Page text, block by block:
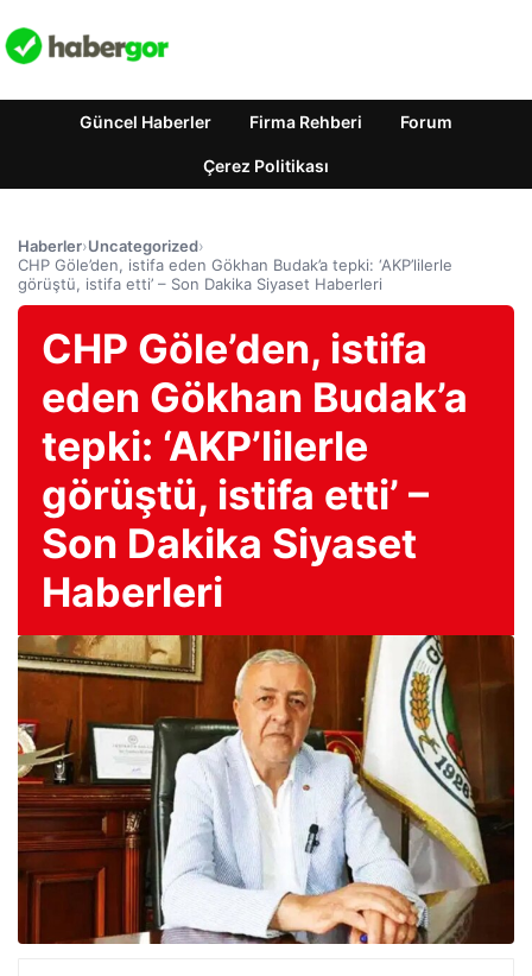
Güncel Haberler Firma Rehberi Forum
Çerez Politikası
Haberler›Uncategorized›
CHP Göle’den, istifa eden Gökhan Budak’a tepki: ‘AKP’lilerle
görüştü, istifa etti’ – Son Dakika Siyaset Haberleri
CHP Göle’den, istifa
eden Gökhan Budak’a
tepki: ‘AKP’lilerle
görüştü, istifa etti’ –
Son Dakika Siyaset
Haberleri